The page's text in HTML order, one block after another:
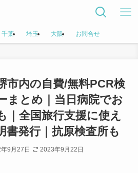
千葉 埼玉 大阪 お問合せ
市内の自費/無料PCR検
まとめ｜当日病院でお
｜全国旅行支援に使え
書発行｜抗原検査所も
9月27日 2023年9月22日